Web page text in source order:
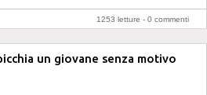
1253 letture - 0 commenti
un giovane senza motivo